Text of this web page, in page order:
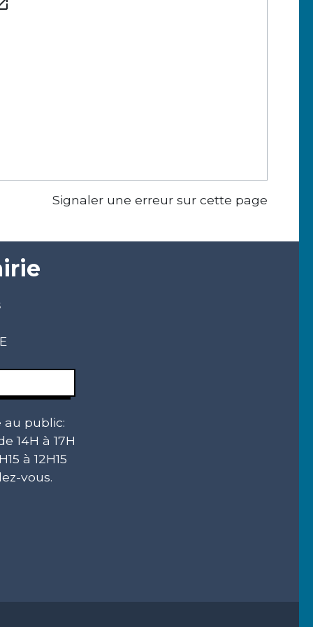
Signaler une erreur sur cette page
au public:
14H à 17H
à 12H15
vous.